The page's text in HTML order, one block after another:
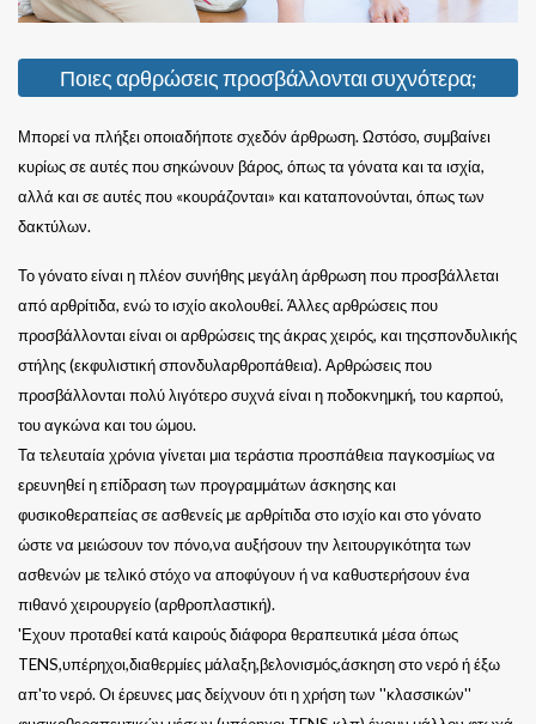
Ποιες αρθρώσεις προσβάλλονται συχνότερα;
Μπορεί να πλήξει οποιαδήποτε σχεδόν άρθρωση. Ωστόσο, συμβαίνει
κυρίως σε αυτές που σηκώνουν βάρος, όπως τα γόνατα και τα ισχία,
αλλά και σε αυτές που «κουράζονται» και καταπονούνται, όπως των
δακτύλων.
Το γόνατο είναι η πλέον συνήθης μεγάλη άρθρωση που προσβάλλεται
από αρθρίτιδα, ενώ το ισχίο ακολουθεί. Άλλες αρθρώσεις που
προσβάλλονται είναι οι αρθρώσεις της άκρας χειρός, και τηςσπονδυλικής
στήλης (εκφυλιστική σπονδυλαρθροπάθεια). Αρθρώσεις που
προσβάλλονται πολύ λιγότερο συχνά είναι η ποδοκνημκή, του καρπού,
του αγκώνα και του ώμου.
Τα τελευταία χρόνια γίνεται μια τεράστια προσπάθεια παγκοσμίως να
ερευνηθεί η επίδραση των προγραμμάτων άσκησης και
φυσικοθεραπείας σε ασθενείς με αρθρίτιδα στο ισχίο και στο γόνατο
ώστε να μειώσουν τον πόνο,να αυξήσουν την λειτουργικότητα των
ασθενών με τελικό στόχο να αποφύγουν ή να καθυστερήσουν ένα
πιθανό χειρουργείο (αρθροπλαστική).
'Εχουν προταθεί κατά καιρούς διάφορα θεραπευτικά μέσα όπως
TENS,υπέρηχοι,διαθερμίες μάλαξη,βελονισμός,άσκηση στο νερό ή έξω
απ'το νερό. Οι έρευνες μας δείχνουν ότι η χρήση των ''κλασσικών''